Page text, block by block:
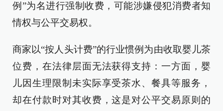
例”为名进行强制收费，可能涉嫌侵犯消费者知
情权与公平交易权。
商家以“按人头计费”的行业惯例为由收取婴儿茶
位费，在法律层面无法获得支持：一方面，婴
儿因生理限制未实际享受茶水、餐具等服务，
却在付款时对其收费，这是对公平交易原则的